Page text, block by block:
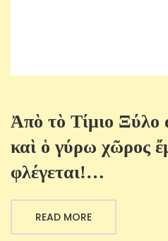
Ἀπὸ τὸ Τίμιο Ξύλο
καὶ ὁ γύρω χῶρος
φλέγεται!…
READ MORE